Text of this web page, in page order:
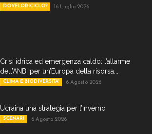
DOVELORICICLO? 16 Luglio 2026
Crisi idrica ed emergenza caldo: l’allarme
dell’ANBI per un’Europa della risorsa...
CLIMA E BIODIVERSITA' 6 Agosto 2026
Ucraina una strategia per l’inverno
SCENARI 6 Agosto 2026